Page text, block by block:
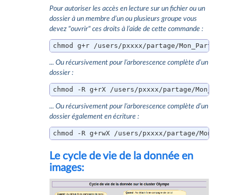
Pour autoriser les accès en lecture sur un fichier ou un
dossier à un membre d’un ou plusieurs groupe vous
devez "ouvrir" ces droits à l’aide de cette commande :
chmod g+r /users/pxxxx/partage/
... Ou récursivement pour l’arborescence complète d’un
dossier :
chmod -R g+rX /users/pxxxx/partage/
... Ou récursivement pour l’arborescence complète d’un
dossier également en écriture :
chmod -R g+rwX /users/pxxxx/partage/
Le cycle de vie de la donnée en
images: